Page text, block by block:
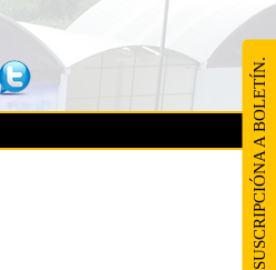
SUSCRIPCIÓNA A BOLETÍN.